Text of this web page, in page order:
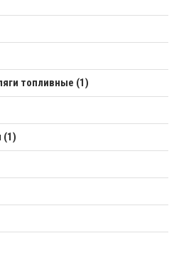
топливные (1)
(1)